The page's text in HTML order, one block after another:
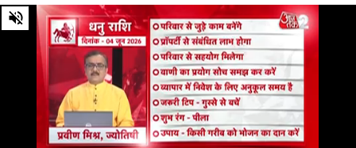
0
of
minute,
seconds